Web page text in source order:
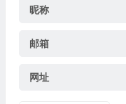
昵称
邮箱
网址